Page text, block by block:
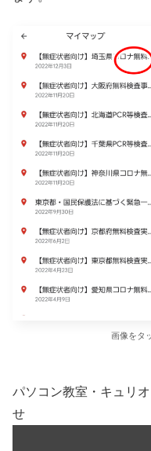
画像をタ
パソコン教室・キュリ
せ